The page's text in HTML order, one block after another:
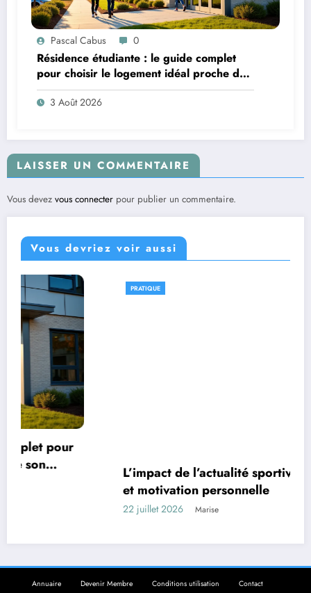
Pascal Cabus 0
Résidence étudiante : le guide complet
pour choisir le logement idéal proche de
son campus
3 Août 2026
LAISSER UN COMMENTAIRE
Vous devez vous connecter pour publier un commentaire.
Vous devriez voir aussi
PRATIQUE
L’impact de l’actualité sportive sur votre élan
et motivation personnelle
Marise
Annuaire Devenir Membre Conditions utilisation
Contact